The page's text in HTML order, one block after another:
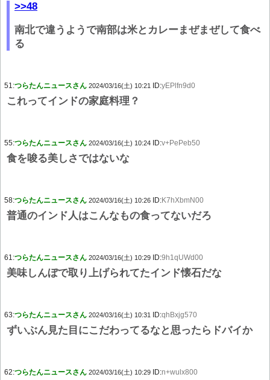
>>48
南北で違うようで南部は米とカレーまぜまぜして食べ
る
51:つらたんニュースさん 2024/03/16(土) 10:21 ID:yEPlfn9d0
これってインドの家庭料理？
55:つらたんニュースさん 2024/03/16(土) 10:24 ID:v+PePeb50
食を唆る美しさではないな
58:つらたんニュースさん 2024/03/16(土) 10:26 ID:K7hXbmN00
普通のインド人はこんなもの食ってないだろ
61:つらたんニュースさん 2024/03/16(土) 10:29 ID:9h1qUWd00
美味しんぼで取り上げられてたインド懐石だな
63:つらたんニュースさん 2024/03/16(土) 10:31 ID:qhBxjg570
ずいぶん見た目にこだわってるなと思ったらドバイか
62:つらたんニュースさん 2024/03/16(土) 10:29 ID:n+wulx800